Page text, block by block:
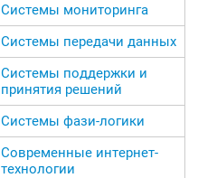
Системы мониторинга
Системы передачи данных
Системы поддержки и
принятия решений
Системы фази-логики
Современные интернет-
технологии